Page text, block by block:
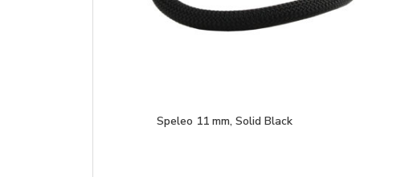
Speleo 11 mm, Solid Black